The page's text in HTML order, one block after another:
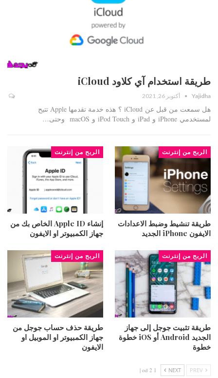
طريقة استخدام آي كلاود iCloud
Yajidha أكتوبر 26, 2021
هل سمعت من قبل عن iCloud ؟ هذه خدمة تقدمها Apple تتيح
لمستخدمي iPhone و iPad و iPod Touch و macOS وحتى…
الربح من إنترنت
طريقة تنشيط وضبط الاعدادات
الايفون iPhone الجديد
الربح من إنترنت
إنشاء Apple ID الخاص بك من
جهاز الكمبيوتر او الايفون
الربح من إنترنت
طريقة تثبيت جوجل إلى جهاز
الجديد Android أو iOS خطوة
خطوة
الربح من إنترنت
طريقة حذف حساب جوجل من
جهاز الكمبيوتر او الموبيل او
الايفون
NEXT
1 od 2 |